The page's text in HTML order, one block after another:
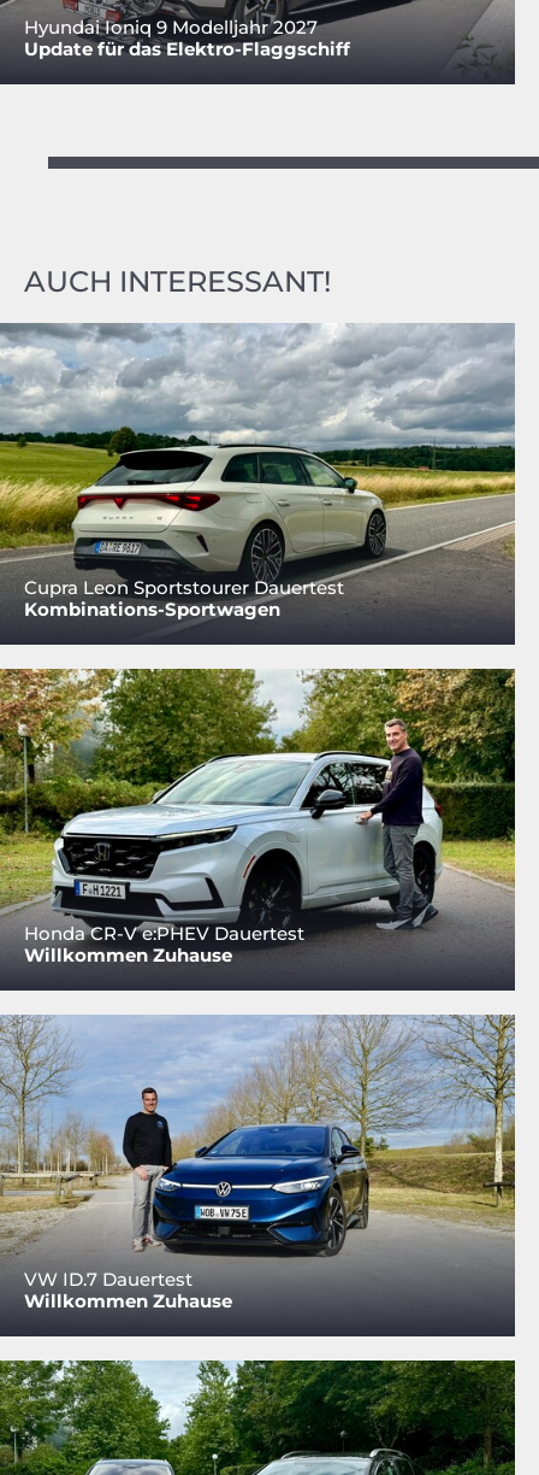
Hyundai Ioniq 9 Modelljahr 2027
Update für das Elektro-Flaggschiff
AUCH INTERESSANT!
Cupra Leon Sportstourer Dauertest
Kombinations-Sportwagen
Honda CR-V e:PHEV Dauertest
Willkommen Zuhause
VW ID.7 Dauertest
Willkommen Zuhause